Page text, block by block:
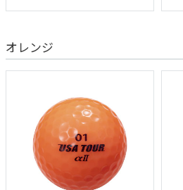
オレンジ